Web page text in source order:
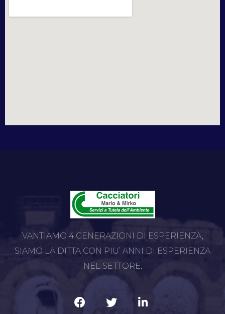
VANTIAMO 4 GENERAZIONI DI ESPERIENZA,
SIAMO LA DITTA CON PIU’ ANNI DI ESPERIENZA
NEL SETTORE.